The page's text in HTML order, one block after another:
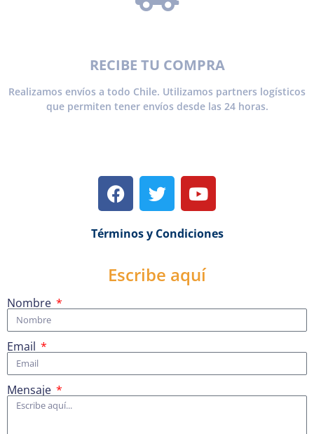
RECIBE TU COMPRA
Realizamos envíos a todo Chile. Utilizamos partners logísticos
que permiten tener envíos desde las 24 horas.
Términos y Condiciones
Escribe aquí
Nombre
Email
Mensaje